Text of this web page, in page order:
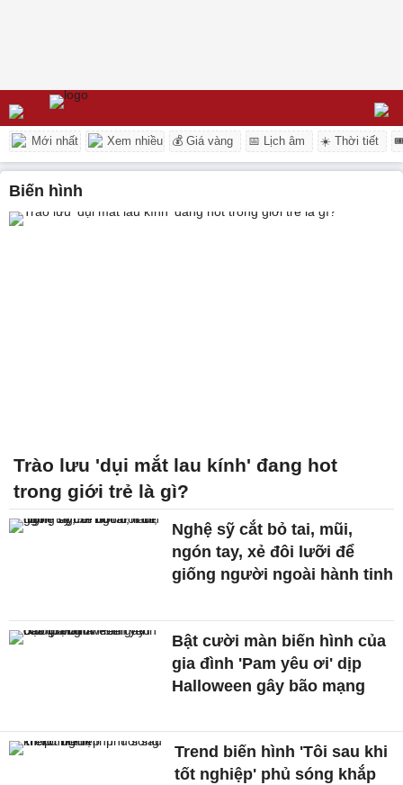
Mới nhất Xem nhiều 💰 Giá vàng 📅 Lịch âm ☀️ Thời tiết
biến hình
Trào lưu 'dụi mắt lau kính' đang hot
trong giới trẻ là gì?
Nghệ sỹ cắt bỏ tai, mũi,
ngón tay, xẻ đôi lưỡi để
giống người ngoài hành tinh
Bật cười màn biến hình của
gia đình 'Pam yêu ơi' dịp
Halloween gây bão mạng
Trend biến hình 'Tôi sau khi
tốt nghiệp' phủ sóng khắp